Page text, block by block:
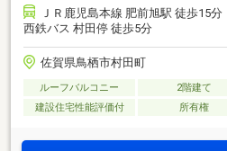
ＪＲ鹿児島本線 肥前旭駅 徒歩15分
西鉄バス 村田停 徒歩5分
佐賀県鳥栖市村田町
ルーフバルコニー 2階建て
建設住宅性能評価付
所有権